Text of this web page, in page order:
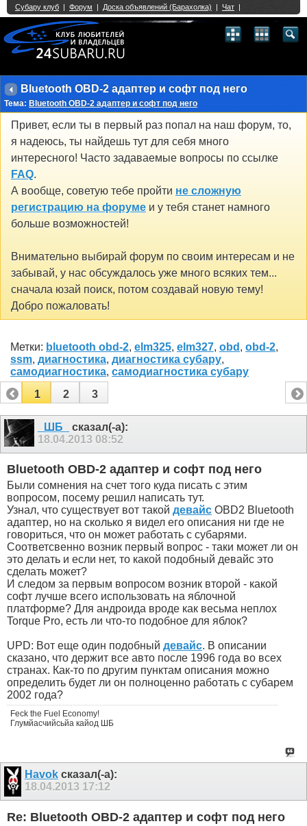
Bluetooth OBD-2 адаптер и софт под него
Тема: Bluetooth OBD-2 адаптер и софт под него
Привет, если ты в первый раз попал на наш форум, то,
я надеюсь, ты найдешь тут для себя много
интересного! Часто задаваемые вопросы по ссылке
FAQ.
А вообще, советую тебе пройти не сложную
регистрацию на форуме и у тебя станет намного
больше возможностей!
Внимательно выбирай форум по своим интересам и не
забывай, у нас обсуждалось уже много всяких тем...
сначала юзай поиск, потом создавай новую тему!
Добро пожаловать!
Метки: bluetooth obd-2, elm325, elm327, obd , obd-2,
ssm, диагностика, диагностика субару,
самодиагностика, самодиагностика субару
1
2 3
_ШБ_
сказал(-а):
18.04.2013 08:52
Bluetooth OBD-2 адаптер и софт под него
Были сомнения на счет того куда писать с этим
вопросом, посему решил написать тут.
Узнал, что существует вот такой девайс OBD2 Bluetooth
адаптер, но на сколько я видел его описания ни где не
говориться, что он может работать с субарями.
Соответсвенно возник первый вопрос - таки может ли он
это делать и если нет, то какой подобный девайс это
сделать может?
И следом за первым вопросом возник второй - какой
софт лучше всего использовать на яблочной
платформе? Для андроида вроде как весьма неплох
Torque Pro, есть ли что-то подобное для яблок?
UPD: Вот еще один подобный девайс. В описании
сказано, что держит все авто после 1996 года во всех
странах. Как-то по другим пунктам описания можно
определить будет ли он полноценно работать с субарем
2002 года?
Feck the Fuel Economy!
Глумйасчийсьйа кайод ШБ
Havokсказал(-а):
18.04.2013 17:12
Re: Bluetooth OBD-2 адаптер и софт под него
Single Sign On provided byvBSSO
2 3 4 5 6 7 8 9 10 11 12 13 21 22 23 24 25 26
27 28 29 30 31 32 33 40 41 42 43